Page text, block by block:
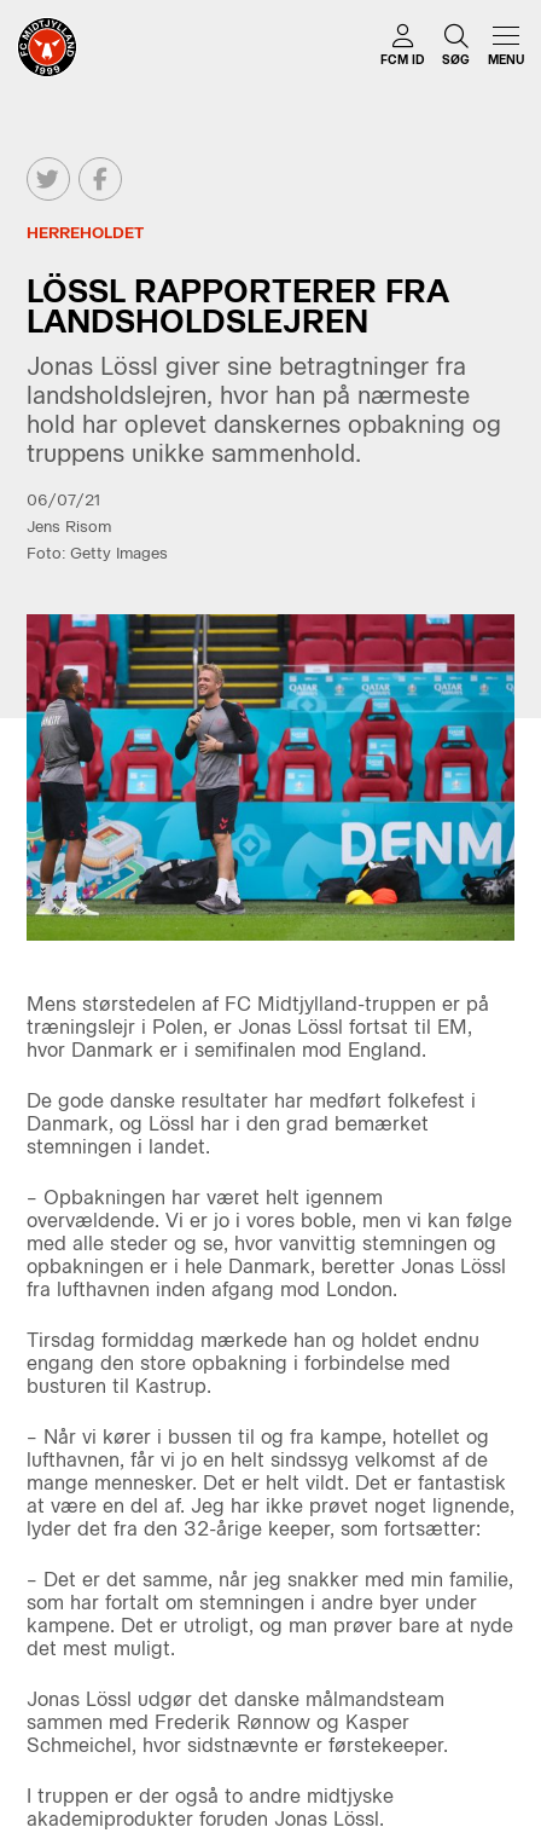
FCM ID SØG MENU
HERREHOLDET
LÖSSL RAPPORTERER FRA
LANDSHOLDSLEJREN
Jonas Lössl giver sine betragtninger fra
landsholdslejren, hvor han på nærmeste
hold har oplevet danskernes opbakning og
truppens unikke sammenhold.
06/07/21
Jens Risom
Foto: Getty Images
Mens størstedelen af FC Midtjylland-truppen er på
træningslejr i Polen, er Jonas Lössl fortsat til EM,
hvor Danmark er i semifinalen mod England.
De gode danske resultater har medført folkefest i
Danmark, og Lössl har i den grad bemærket
stemningen i landet.
– Opbakningen har været helt igennem
overvældende. Vi er jo i vores boble, men vi kan følge
med alle steder og se, hvor vanvittig stemningen og
opbakningen er i hele Danmark, beretter Jonas Lössl
fra lufthavnen inden afgang mod London.
Tirsdag formiddag mærkede han og holdet endnu
engang den store opbakning i forbindelse med
busturen til Kastrup.
– Når vi kører i bussen til og fra kampe, hotellet og
lufthavnen, får vi jo en helt sindssyg velkomst af de
mange mennesker. Det er helt vildt. Det er fantastisk
at være en del af. Jeg har ikke prøvet noget lignende,
lyder det fra den 32-årige keeper, som fortsætter:
– Det er det samme, når jeg snakker med min familie,
som har fortalt om stemningen i andre byer under
kampene. Det er utroligt, og man prøver bare at nyde
det mest muligt.
Jonas Lössl udgør det danske målmandsteam
sammen med Frederik Rønnow og Kasper
Schmeichel, hvor sidstnævnte er førstekeeper.
I truppen er der også to andre midtjyske
akademiprodukter foruden Jonas Lössl.